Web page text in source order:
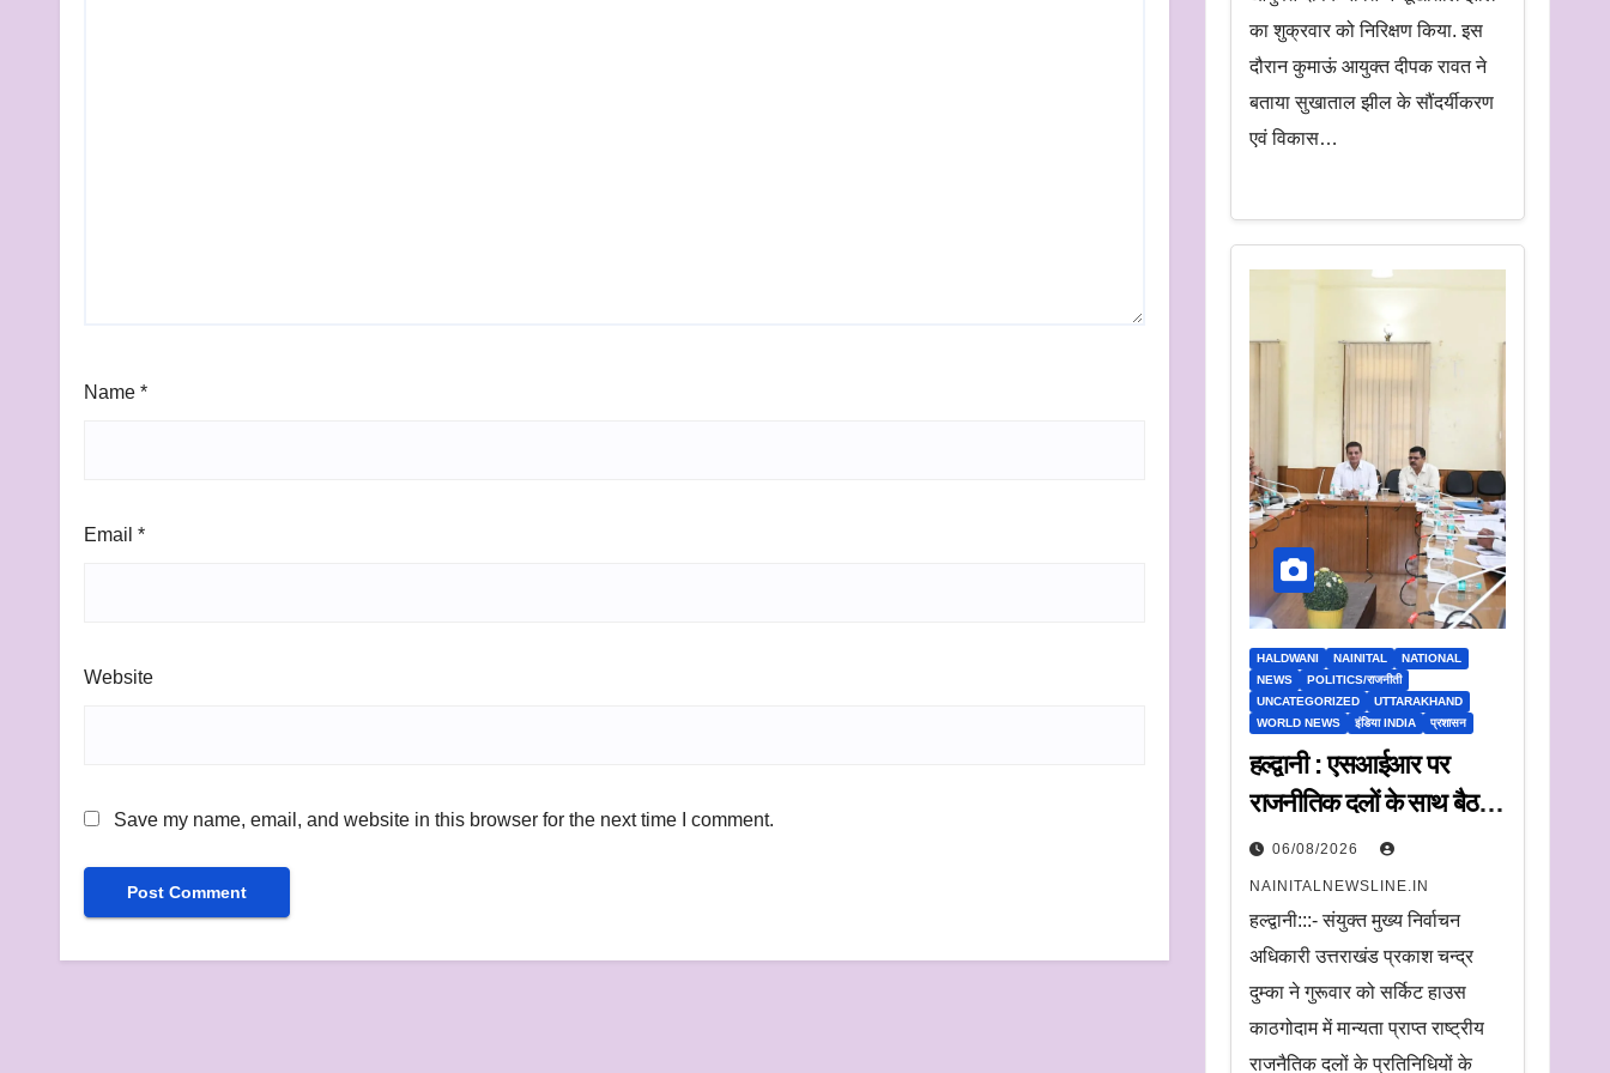
Name *
Email *
Website
Save my name, email, and website in this browser for the next time I comment.
का शुक्रवार को निरिक्षण किया. इस
दौरान कुमाऊं आयुक्त दीपक रावत ने
बताया सुखाताल झील के सौंदर्यीकरण
एवं विकास…
HALDWANI NAINITAL
NATIONAL
NEWS
POLITICS/राजनीती
UNCATEGORIZED
UTTARAKHAND
WORLD NEWS
इंडिया INDIA प्रशासन
हल्द्वानी : एसआईआर पर
राजनीतिक दलों के साथ बैठक,
संयुक्त मुख्य निर्वाचन अधिकारी
ने सुनी आपत्तियां
06/08/2026
NAINITALNEWSLINE.IN
हल्द्वानी:::- संयुक्त मुख्य निर्वाचन
अधिकारी उत्तराखंड प्रकाश चन्द्र
दुम्का ने गुरूवार को सर्किट हाउस
काठगोदाम में मान्यता प्राप्त राष्ट्रीय
राजनैतिक दलों के प्रतिनिधियों के